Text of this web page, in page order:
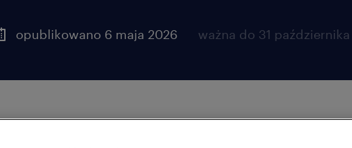
opublikowano 6 maja 2026 ważna do 31